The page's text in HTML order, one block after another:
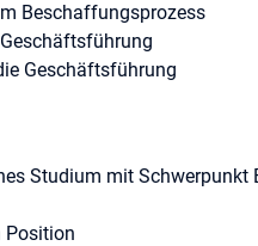
Beschaffungsprozess
Geschäftsführung
Studium mit Schwerpunkt
Position